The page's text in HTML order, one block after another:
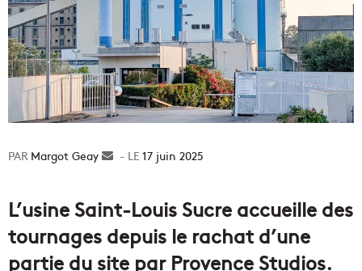
Margot Geay
Envoyer17 juin 2025
L’usine Saint-Louis Sucre accueille des
tournages depuis le rachat d’une
partie du site par Provence Studios.